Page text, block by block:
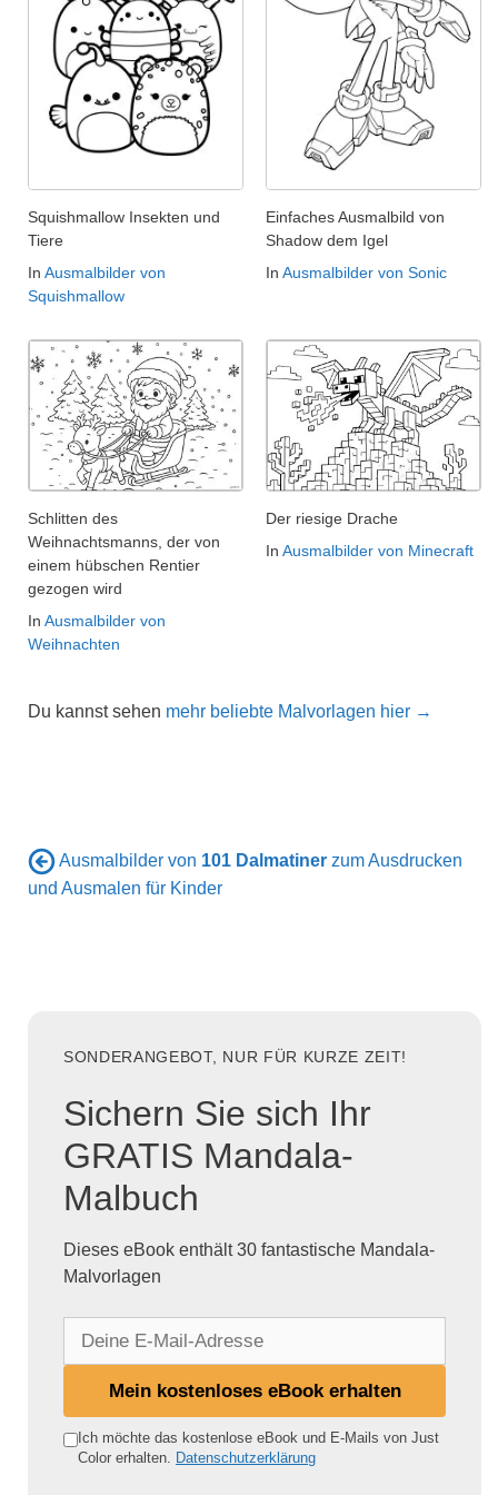
Squishmallow Insekten und
Tiere
In Ausmalbilder von
Squishmallow
Einfaches Ausmalbild von
Shadow dem Igel
In Ausmalbilder von Sonic
Schlitten des
Weihnachtsmanns, der von
einem hübschen Rentier
gezogen wird
In Ausmalbilder von
Weihnachten
Der riesige Drache
In Ausmalbilder von Minecraft
Du kannst sehen mehr beliebte Malvorlagen hier →
Ausmalbilder von 101 Dalmatiner zum Ausdrucken
und Ausmalen für Kinder
SONDERANGEBOT, NUR FÜR KURZE ZEIT!
Sichern Sie sich Ihr
GRATIS Mandala-
Malbuch
Dieses eBook enthält 30 fantastische Mandala-
Malvorlagen
e
Mein kostenloses eBook erhalten
Ich möchte das kostenlose eBook und E-Mails von Just
Color erhalten. Datenschutzerklärung